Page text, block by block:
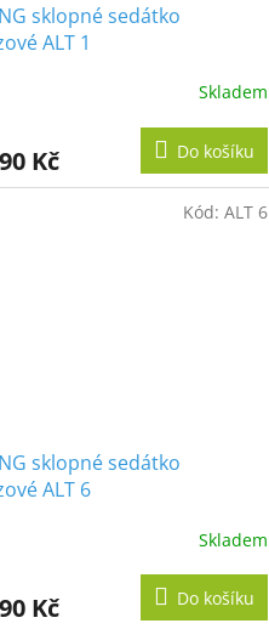
sklopné sedátko
ALT 1
Skladem
Kč Do košíku
sklopné sedátko
ALT 6
Skladem
Kč Do košíku
Kód: ALT 6